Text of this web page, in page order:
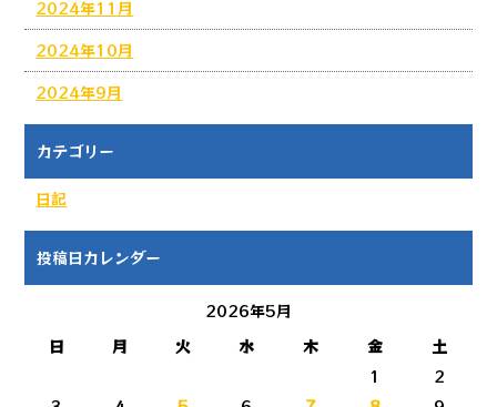
2024年11月
2024年10月
2024年9月
カテゴリー
日記
投稿日カレンダー
2026年5月
日
月 火 水 木 金
土
1
2